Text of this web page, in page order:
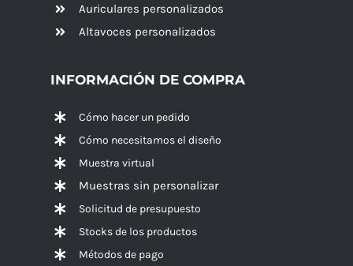
Auriculares personalizados
Altavoces personalizados
INFORMACIÓN DE COMPRA
Cómo hacer un pedido
Cómo necesitamos el diseño
Muestra virtual
Muestras sin personalizar
Solicitud de presupuesto
Stocks de los productos
Métodos de pago